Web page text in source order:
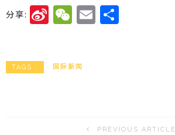
分享: Si
n
W
W
e
h
E
m
TAGS : 国际新闻
PREVIOUS ARTICLE